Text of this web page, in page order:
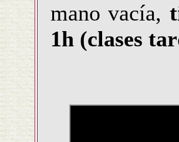
mano vacía,
1h (clases